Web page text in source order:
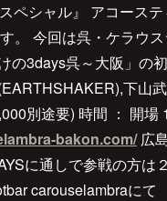
シャル』 アコーステ
。 今回は呉・ケラウ
の3days呉～大阪」の
下山
別途要) 時間 ： 開場
bakon.com/広
に通しで参戦の方は
carouselambraにて